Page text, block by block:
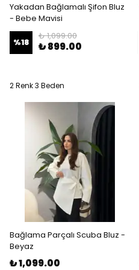
Yakadan Bağlamalı Şifon Bluz
- Bebe Mavisi
%18
₺ 1,099.00
₺ 899.00
2 Renk 3 Beden
Bağlama Parçalı Scuba Bluz -
Beyaz
₺ 1,099.00